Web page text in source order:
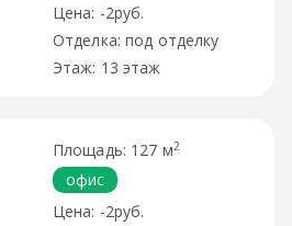
-2руб.
под отделку
13 этаж
127 м2
офис
-2руб.